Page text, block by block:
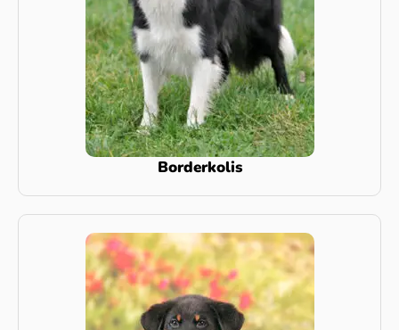
Borderkolis